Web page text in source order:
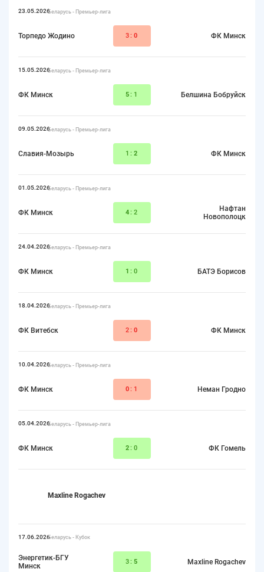
23.05.2026Беларусь - Премьер-лига
Торпедо Жодино 3: 0 ФК Минск
15.05.2026Беларусь - Премьер-лига
ФК Минск 5:1 Белшина Бобруйск
09.05.2026Беларусь - Премьер-лига
Славия-Мозырь 1: 2 ФК Минск
01.05.2026Беларусь - Премьер-лига
ФК Минск 4:2
Нафтан
Новополоцк
24.04.2026Беларусь - Премьер-лига
ФК Минск 1:0 БАТЭ Борисов
18.04.2026Беларусь - Премьер-лига
ФК Витебск 2: 0 ФК Минск
10.04.2026Беларусь - Премьер-лига
ФК Минск 0:1 Неман Гродно
05.04.2026Беларусь - Премьер-лига
ФК Минск 2:0 ФК Гомель
Maxline Rogachev
17.06.2026Беларусь - Кубок
Энергетик-БГУ
Минск
3: 5 Maxline Rogachev